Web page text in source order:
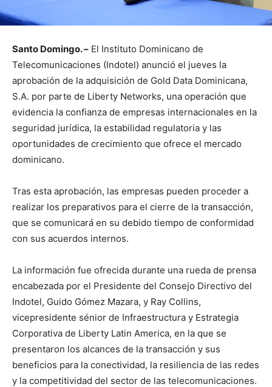
Santo Domingo. – El Instituto Dominicano de
Telecomunicaciones (Indotel) anunció el jueves la
aprobación de la adquisición de Gold Data Dominicana,
S.A. por parte de Liberty Networks, una operación que
evidencia la confianza de empresas internacionales en la
seguridad jurídica, la estabilidad regulatoria y las
oportunidades de crecimiento que ofrece el mercado
dominicano.
Tras esta aprobación, las empresas pueden proceder a
realizar los preparativos para el cierre de la transacción,
que se comunicará en su debido tiempo de conformidad
con sus acuerdos internos.
La información fue ofrecida durante una rueda de prensa
encabezada por el Presidente del Consejo Directivo del
Indotel, Guido Gómez Mazara, y Ray Collins,
vicepresidente sénior de Infraestructura y Estrategia
Corporativa de Liberty Latin America, en la que se
presentaron los alcances de la transacción y sus
beneficios para la conectividad, la resiliencia de las redes
y la competitividad del sector de las telecomunicaciones.